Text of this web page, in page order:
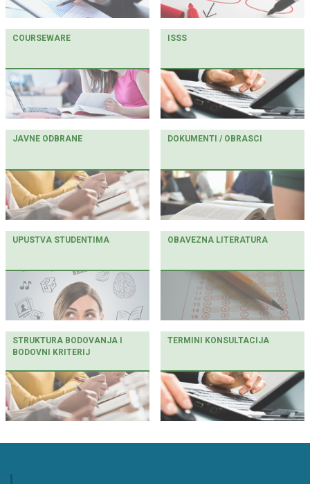
COURSEWARE ISSS
JAVNE ODBRANE DOKUMENTI / OBRASCI
UPUSTVA STUDENTIMA OBAVEZNA LITERATURA
STRUKTURA BODOVANJA I
BODOVNI KRITERIJ
TERMINI KONSULTACIJA